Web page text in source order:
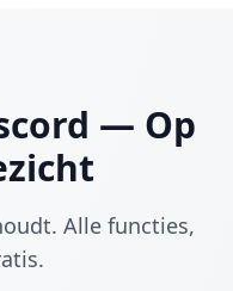
— Op
Alle functies,